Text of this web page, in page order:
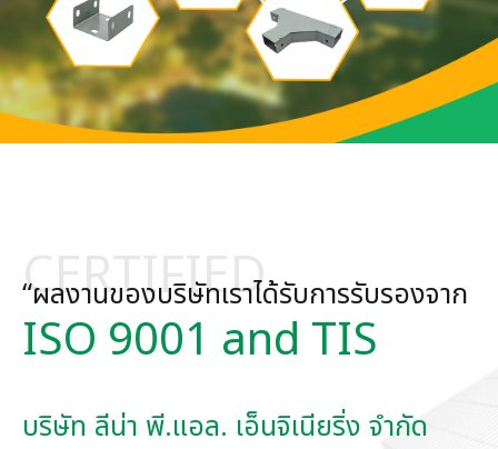
“ผลงานของบริษัทเราได้รับการรับรองจาก
ISO 9001 and TIS
บริษัท ลีน่า พี.แอล. เอ็นจิเนียริ่ง จำกัด